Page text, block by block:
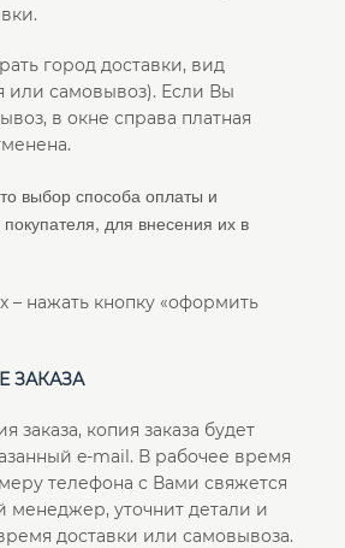
город доставки, вид
или самовывоз). Если Вы
в окне справа платная
выбор способа оплаты и
для внесения их в
нажать кнопку «оформить
ЗАКАЗА
заказа, копия заказа будет
e-mail. В рабочее время
телефона с Вами свяжется
уточнит детали и
доставки или самовывоза.